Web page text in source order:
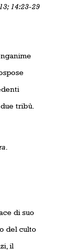
14:23-29
tribù.
di suo
del culto
il